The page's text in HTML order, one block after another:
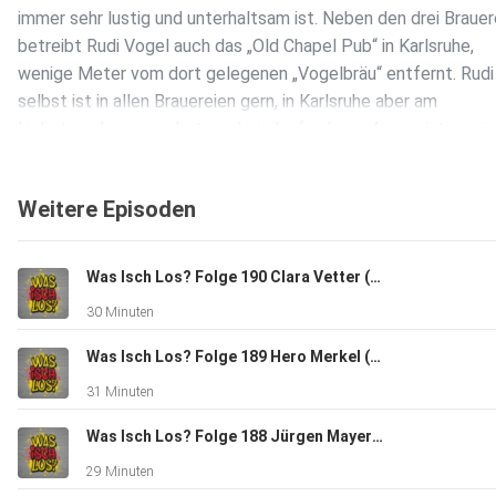
immer sehr lustig und unterhaltsam ist. Neben den drei
betreibt Rudi Vogel auch das „Old Chapel Pub“ in Karlsruhe,
wenige Meter vom dort gelegenen „Vogelbräu“ entfernt. Rudi
selbst ist in allen Brauereien gern, in Karlsruhe aber am
ähnlich zum Bier; mit Malz kennt er sich aus. Letztes Jahr
Somit zählt sein Whiskey zum Besten von Deutschland.
Eine Podcast Videoshow, die auf YouTube und allen bekannten
Streaming/Podcast-Plattformen zu hören ist. Thematisch
Interessantes aus Baden für Baden. Dauer immer ca. eine halbe
Stunde; interessant, kurzweilig gestaltet und immer auf
Weitere Episoden
Was Isch Los? Folge 190 Clara Vetter (BW-Jazzpreisträgerin 2023/Pianistin aus Gaggenau)
30 Minuten
Was Isch Los? Folge 189 Hero Merkel (Pferdetrainerin und Artistin aus Rastatt/Kuppenheim)
31 Minuten
Was Isch Los? Folge 188 Jürgen Mayer (Frontmann Band "Phil", Chef Mayer Möbelmanufaktur aus Sulzfeld)
29 Minuten